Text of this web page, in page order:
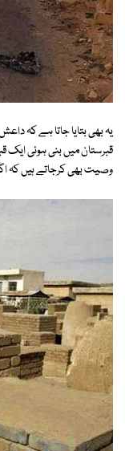
یہ بھی بتایا جاتا ہے کہ
قبرستان میں بنی ہوئی ایک
وصیت بھی کرجاتے ہیں کہ